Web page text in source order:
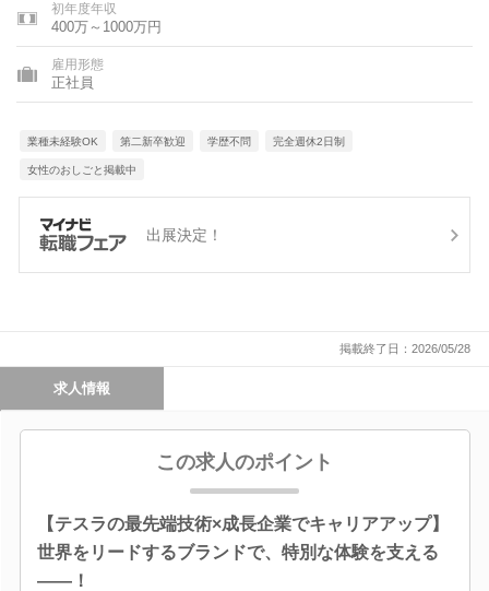
初年度年収
400万～1000万円
雇用形態
正社員
業種未経験OK 第二新卒歓迎 学歴不問 完全週休2日制
女性のおしごと掲載中
出展決定！
掲載終了日：2026/05/28
求人情報
この求人のポイント
【テスラの最先端技術×成長企業でキャリアアップ】
世界をリードするブランドで、特別な体験を支える
――！